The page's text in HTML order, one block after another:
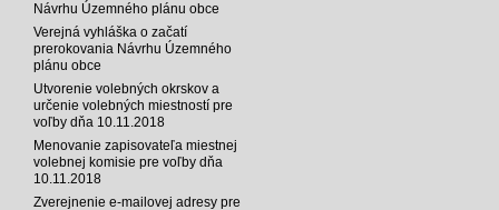
Návrhu Územného plánu obce
Verejná vyhláška o začatí
prerokovania Návrhu Územného
plánu obce
Utvorenie volebných okrskov a
určenie volebných miestností pre
voľby dňa 10.11.2018
Menovanie zapisovateľa miestnej
volebnej komisie pre voľby dňa
10.11.2018
Zverejnenie e-mailovej adresy pre